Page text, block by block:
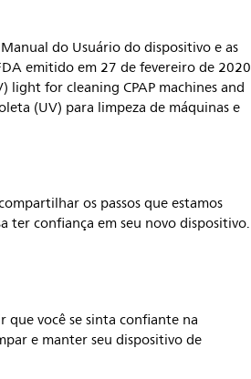
do Usuário do dispositivo e as
emitido em 27 de fevereiro de 2020
for cleaning CPAP machines and
(UV) para limpeza de máquinas e
os passos que estamos
ter confiança em seu novo dispositivo.
você se sinta confiante na
e manter seu dispositivo de